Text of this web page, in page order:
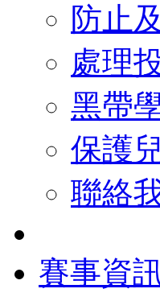
防止
處理
黑帶
保護
聯絡
賽事資